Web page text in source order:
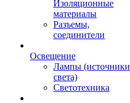
Изоляционные
материалы
Разъемы,
соединители
Освещение
Лампы (источники
света)
Светотехника